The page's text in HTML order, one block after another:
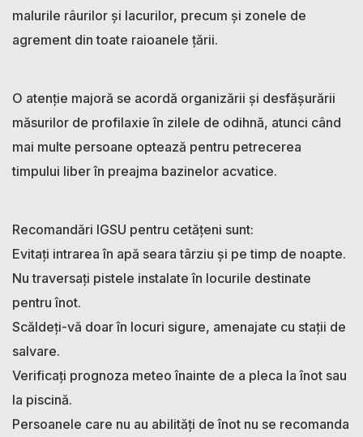
malurile râurilor și lacurilor, precum și zonele de
agrement din toate raioanele țării.
O atenție majoră se acordă organizării și desfășurării
măsurilor de profilaxie în zilele de odihnă, atunci când
mai multe persoane optează pentru petrecerea
timpului liber în preajma bazinelor acvatice.
Recomandări IGSU pentru cetățeni sunt:
Evitați intrarea în apă seara târziu și pe timp de noapte.
Nu traversați pistele instalate în locurile destinate
pentru înot.
Scăldeți-vă doar în locuri sigure, amenajate cu stații de
salvare.
Verificați prognoza meteo înainte de a pleca la înot sau
la piscină.
Persoanele care nu au abilități de înot nu se recomanda